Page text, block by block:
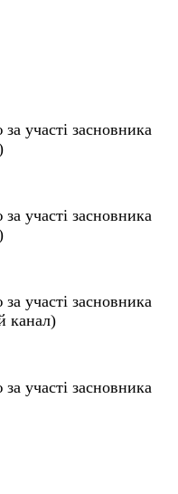
участі засновника
участі засновника
участі засновника
канал)
участі засновника